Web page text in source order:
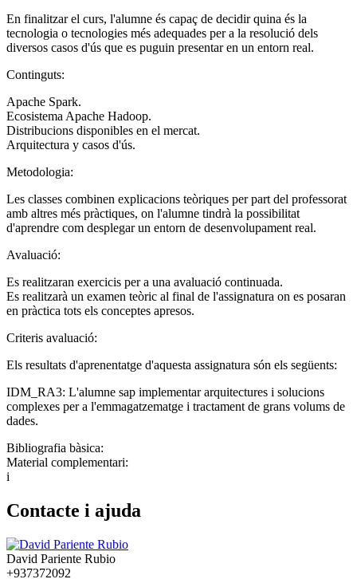
En finalitzar el curs, l'alumne és capaç de decidir quina és la
tecnologia o tecnologies més adequades per a la resolució dels
diversos casos d'ús que es puguin presentar en un entorn real.
Continguts:
Apache Spark.
Ecosistema Apache Hadoop.
Distribucions disponibles en el mercat.
Arquitectura y casos d'ús.
Metodologia:
Les classes combinen explicacions teòriques per part del professorat
amb altres més pràctiques, on l'alumne tindrà la possibilitat
d'aprendre com desplegar un entorn de desenvolupament real.
Avaluació:
Es realitzaran exercicis per a una avaluació continuada.
Es realitzarà un examen teòric al final de l'assignatura on es posaran
en pràctica tots els conceptes apresos.
Criteris avaluació:
Els resultats d'aprenentatge d'aquesta assignatura són els següents:
IDM_RA3: L'alumne sap implementar arquitectures i solucions
complexes per a l'emmagatzematge i tractament de grans volums de
dades.
Bibliografia bàsica:
Material complementari:
i
Contacte i ajuda
David Pariente Rubio
+937372092